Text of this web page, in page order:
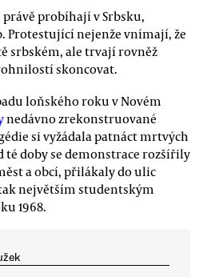
probíhají v Srbsku,
Protestující nejenže vnímají, že
srbském, ale trvají rovněž
skoncovat.
loňského roku v Novém
nedávno zrekonstruované
si vyžádala patnáct mrtvých
té doby se demonstrace rozšířily
a obcí, přilákaly do ulic
největším studentským
1968.